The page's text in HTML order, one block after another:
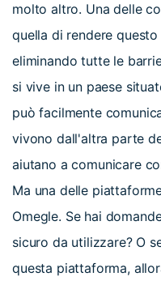
molto altro. Una delle
quella di rendere
eliminando tutte le
si vive in un paese
può facilmente
vivono dall'altra parte
aiutano a comunicare
Ma una delle
Omegle. Se hai
sicuro da utilizzare? O
questa piattaforma,